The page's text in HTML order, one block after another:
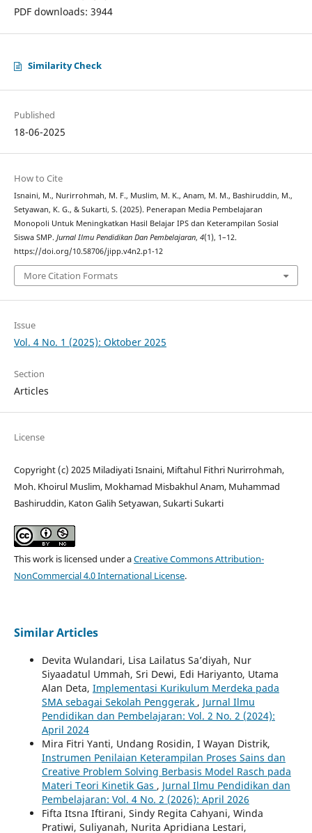
PDF downloads: 3944
Similarity Check
Published
18-06-2025
How to Cite
Isnaini, M., Nurirrohmah, M. F., Muslim, M. K., Anam, M. M., Bashiruddin, M.,
Setyawan, K. G., & Sukarti, S. (2025). Penerapan Media Pembelajaran
Monopoli Untuk Meningkatkan Hasil Belajar IPS dan Keterampilan Sosial
Siswa SMP. Jurnal Ilmu Pendidikan Dan Pembelajaran, 4(1), 1–12.
https://doi.org/10.58706/jipp.v4n2.p1-12
More Citation Formats
Issue
Vol. 4 No. 1 (2025): Oktober 2025
Section
Articles
License
Copyright (c) 2025 Miladiyati Isnaini, Miftahul Fithri Nurirrohmah,
Moh. Khoirul Muslim, Mokhamad Misbakhul Anam, Muhammad
Bashiruddin, Katon Galih Setyawan, Sukarti Sukarti
This work is licensed under aCreative Commons Attribution-
NonCommercial 4.0 International License.
Similar Articles
Devita Wulandari, Lisa Lailatus Sa’diyah, Nur
Siyaadatul Ummah, Sri Dewi, Edi Hariyanto, Utama
Alan Deta, Implementasi Kurikulum Merdeka pada
SMA sebagai Sekolah Penggerak , Jurnal Ilmu
Pendidikan dan Pembelajaran: Vol. 2 No. 2 (2024):
April 2024
Mira Fitri Yanti, Undang Rosidin, I Wayan Distrik,
Instrumen Penilaian Keterampilan Proses Sains dan
Creative Problem Solving Berbasis Model Rasch pada
Materi Teori Kinetik Gas , Jurnal Ilmu Pendidikan dan
Pembelajaran: Vol. 4 No. 2 (2026): April 2026
Fifta Itsna Iftirani, Sindy Regita Cahyani, Winda
Pratiwi, Suliyanah, Nurita Apridiana Lestari,